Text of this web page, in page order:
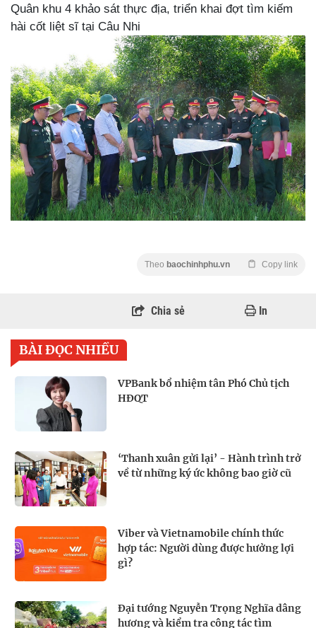
Quân khu 4 khảo sát thực địa, triển khai đợt tìm kiếm
hài cốt liệt sĩ tại Câu Nhi
Theo baochinhphu.vn Copy link
Chia sẻ In
BÀI ĐỌC NHIỀU
VPBank bổ nhiệm tân Phó Chủ tịch
HĐQT
‘Thanh xuân gửi lại’ - Hành trình trở
về từ những ký ức không bao giờ cũ
Viber và Vietnamobile chính thức
hợp tác: Người dùng được hưởng lợi
gì?
Đại tướng Nguyễn Trọng Nghĩa dâng
hương và kiểm tra công tác tìm